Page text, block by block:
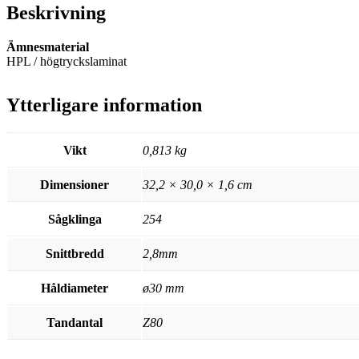
Beskrivning
Ämnesmaterial
HPL / högtryckslaminat
Ytterligare information
Vikt 0,813 kg
Dimensioner 32,2 × 30,0 × 1,6 cm
Sågklinga 254
Snittbredd 2,8mm
Håldiameter ø30 mm
Tandantal Z80